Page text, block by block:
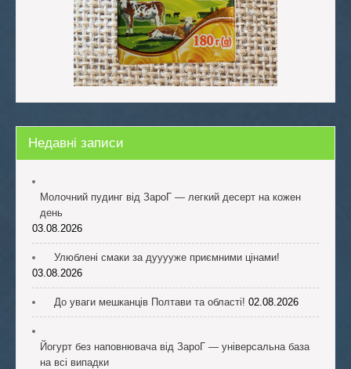
Недавні записи
Молочний пудинг від ЗароГ — легкий десерт на кожен
день
03.08.2026
Улюблені смаки за дууууже приємними цінами!
03.08.2026
До уваги мешканців Полтави та області! 02.08.2026
Йогурт без наповнювача від ЗароГ — універсальна база
на всі випадки